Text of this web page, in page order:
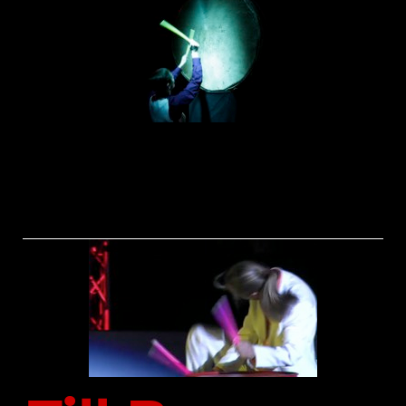
Seit vielen Jahren bin ich inspiriert und bereichert durch
verschiedene Lehrer_Innen in Afro-Percussion und- Tanz,
bin Mitbegründerin der Frauen Percussion Band
PERCUSSONIA (1994 - 2012)
und Mitspielerin in verschiedenen Projekten, z.B.: P3,
groove Band und Big Drums.
Till Bommer, Diplom Sozialpädagoge (Freie Universität